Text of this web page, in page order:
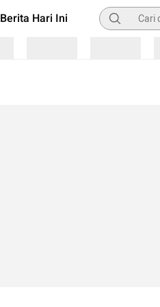
Berita Hari Ini Pencarian